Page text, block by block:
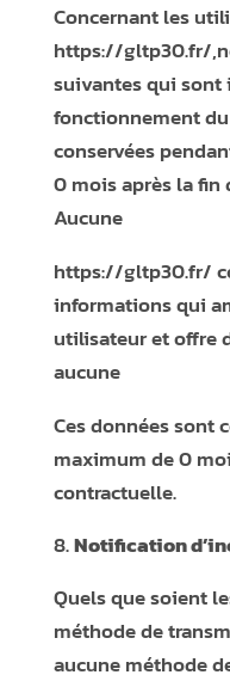
Concernant les
https://gltp30.fr/
suivantes qui sont
fonctionnement
conservées
0 mois après la
Aucune
https://gltp30.fr/
informations qui
utilisateur et offre
aucune
Ces données sont
maximum de 0
contractuelle.
Notification
Quels que soient
méthode de
aucune méthode